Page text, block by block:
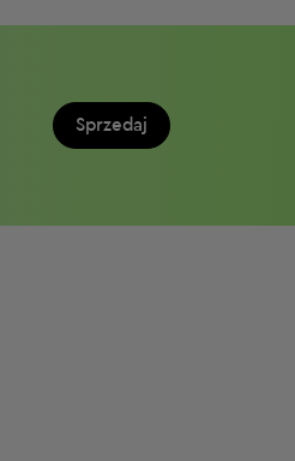
Sprzedaj